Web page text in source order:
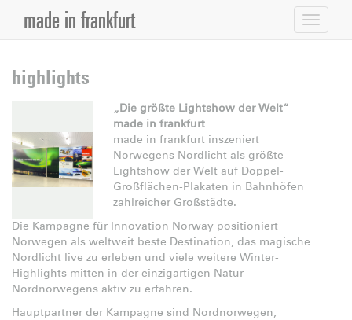
made in frankfurt
highlights
„Die größte Lightshow der Welt“
made in frankfurt
made in frankfurt inszeniert
Norwegens Nordlicht als größte
Lightshow der Welt auf Doppel-
Großflächen-Plakaten in Bahnhöfen
zahlreicher Großstädte.
Die Kampagne für Innovation Norway positioniert
Norwegen als weltweit beste Destination, das magische
Nordlicht live zu erleben und viele weitere Winter-
Highlights mitten in der einzigartigen Natur
Nordnorwegens aktiv zu erfahren.
Hauptpartner der Kampagne sind Nordnorwegen,